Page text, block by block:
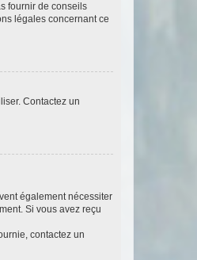
fournir de conseils
légales concernant ce
Contactez un
également nécessiter
Si vous avez reçu
contactez un